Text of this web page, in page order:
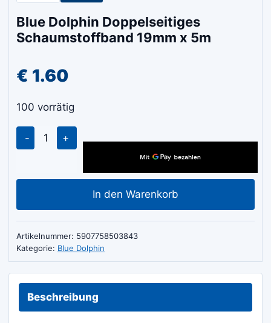
Blue Dolphin Doppelseitiges
Schaumstoffband 19mm x 5m
€ 1.60
100 vorrätig
Blue
Dolphin
Schaumstoffband
5m
Menge
In den Warenkorb
Artikelnummer: 5907758503843
Kategorie: Blue Dolphin
Beschreibung